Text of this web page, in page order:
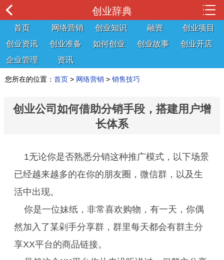
创业辞典
首页 网络营销 创业知识 融资
创业项目
创业资讯
创业准备 如何创业 创业故事
创业开店
企业管理
资讯
您所在的位置： 首页 > 网络营销 > 销售技巧
创业公司如何借助分销手段，搭建用户增
长体系
1无论你是否熟悉分销这种推广模式，以下场景
已经越来越多的在你的朋友圈，微信群，以及生
活中出现。
你是一位妹纸，非常喜欢购物，有一天，你偶
然加入了某剁手分享群，群里每天都会有群主分
享XX平台的商品链接。